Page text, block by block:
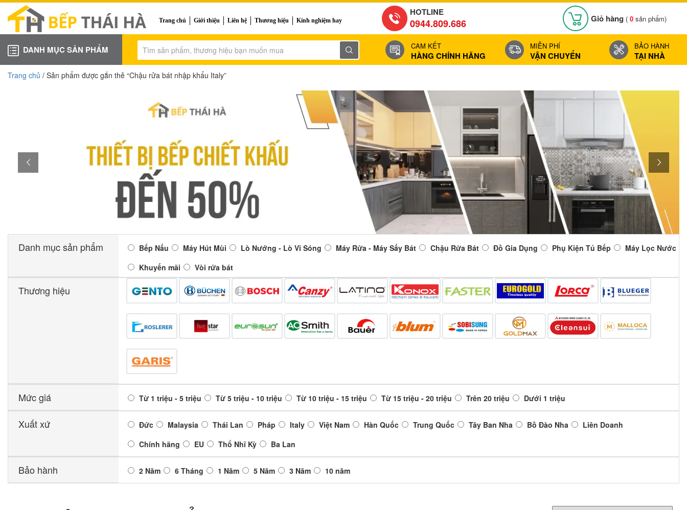
Trang chủ Giới thiệu Liên hệ Thương hiệu Kinh nghiệm hay
HOTLINE
0944.809.686 Giỏ hàng ( 0 sản phẩm)
DANH MỤC SẢN PHẨM CAM KẾT
HÀNG CHÍNH HÃNG
MIỄN PHÍ
VẬN CHUYỂN
BẢO HÀNH
TẠI NHÀ
Trang chủ / Sản phẩm được gắn thẻ “Chậu rửa bát nhập khẩu Italy”
Danh mục sản phẩm Bếp Nấu Máy Hút Mùi Lò Nướng - Lò Vi Sóng Máy Rửa - Máy Sấy Bát Chậu Rửa Bát Đồ Gia Dụng Phụ Kiện Tủ Bếp
Máy Lọc Nước
Khuyến mãi
Vòi rửa bát
Thương hiệu
Mức giá Từ 1 triệu - 5 triệu Từ 5 triệu - 10 triệu Từ 10 triệu - 15 triệu Từ 15 triệu - 20 triệu Trên 20 triệu Dưới 1 triệu
Xuất xứ Đức Malaysia Thái Lan Pháp Italy Việt Nam Hàn Quốc Trung Quốc Tây Ban Nha Bồ Đào Nha
Liên Doanh
Chính hãng
EU Thổ Nhĩ Kỳ Ba Lan
Bảo hành 2 Năm 6 Tháng 1 Năm 5 Năm 3 Năm 10 năm